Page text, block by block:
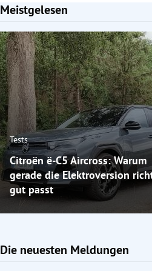
Meistgelesen
Slide 1 von 7
Tests
Citroën ë-C5 Aircross: Warum
gerade die Elektroversion
gut passt
Die neuesten Meldungen